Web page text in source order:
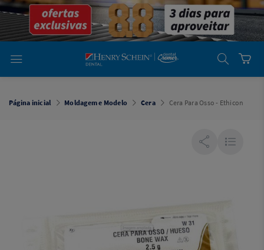
emDental
Cremer -
Henry Schein
Laboratório
Laboratório
Cremer -
Página inicial Moldagem e Modelo Cera Cera Para Osso - Ethicon